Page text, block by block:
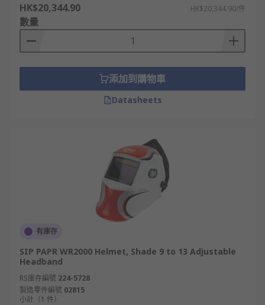
HK$20,344.90 HK$20,344.90/件
數量
添加到購物車
Datasheets
有庫存
SIP PAPR WR2000 Helmet, Shade 9 to 13 Adjustable
Headband
RS庫存編號 224-5728
製造零件編號 02815
小計（1 件）